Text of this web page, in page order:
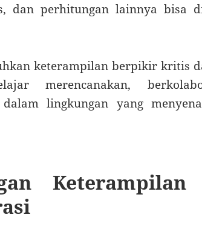
dan perhitungan lainnya bisa
keterampilan berpikir kritis
merencanakan,
lingkungan yang
Keterampilan